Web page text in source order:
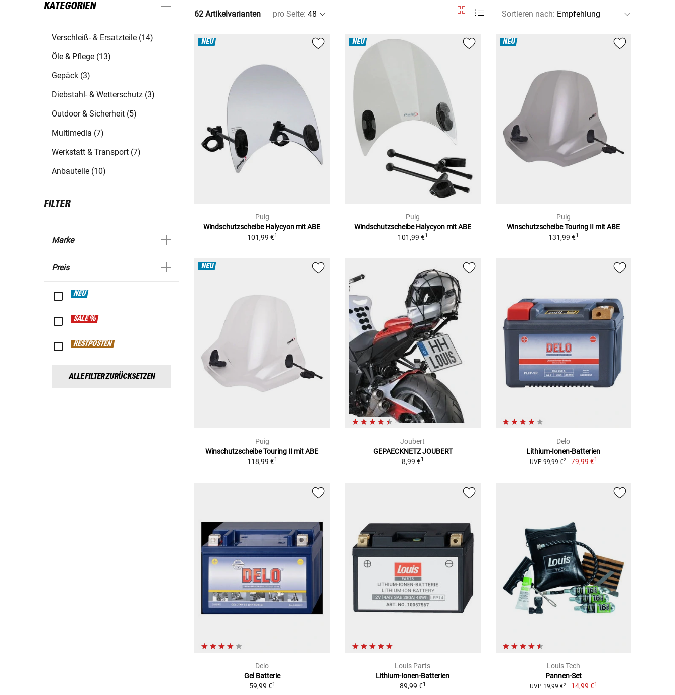
KATEGORIEN
Verschleiß- & Ersatzteile (14)
Öle & Pflege (13)
Gepäck (3)
Diebstahl- & Wetterschutz (3)
Outdoor & Sicherheit (5)
Multimedia (7)
Werkstatt & Transport (7)
Anbauteile (10)
FILTER
Marke
Preis
NEU
SALE %
RESTPOSTEN
ALLE FILTER ZURÜCKSETZEN
62 Artikelvarianten pro Seite: Sortieren nach:
NEU
Puig
Windschutzscheibe Halycyon mit ABE
101,99 €1
NEU
Puig
Windschutzscheibe Halycyon mit ABE
101,99 €1
NEU
Puig
Winschutzscheibe Touring II mit ABE
131,99 €1
NEU
Puig
Winschutzscheibe Touring II mit ABE
118,99 €1
Joubert
GEPAECKNETZ JOUBERT
8,99 €1
Delo
Lithium-Ionen-Batterien
UVP 99,99 €2 79,99 €1
Delo
Gel Batterie
59,99 €1
Louis Parts
Lithium-Ionen-Batterien
89,99 €1
Louis Tech
Pannen-Set
UVP 19,99 €2 14,99 €1